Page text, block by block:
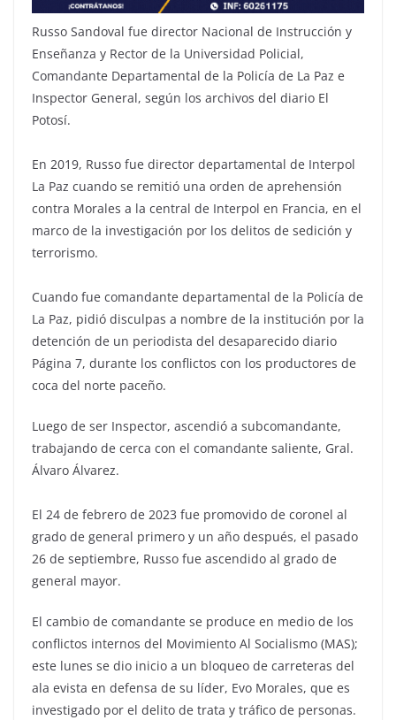
Russo Sandoval fue director Nacional de Instrucción y
Enseñanza y Rector de la Universidad Policial,
Comandante Departamental de la Policía de La Paz e
Inspector General, según los archivos del diario El
Potosí.
En 2019, Russo fue director departamental de Interpol
La Paz cuando se remitió una orden de aprehensión
contra Morales a la central de Interpol en Francia, en el
marco de la investigación por los delitos de sedición y
terrorismo.
Cuando fue comandante departamental de la Policía de
La Paz, pidió disculpas a nombre de la institución por la
detención de un periodista del desaparecido diario
Página 7, durante los conflictos con los productores de
coca del norte paceño.
Luego de ser Inspector, ascendió a subcomandante,
trabajando de cerca con el comandante saliente, Gral.
Álvaro Álvarez.
El 24 de febrero de 2023 fue promovido de coronel al
grado de general primero y un año después, el pasado
26 de septiembre, Russo fue ascendido al grado de
general mayor.
El cambio de comandante se produce en medio de los
conflictos internos del Movimiento Al Socialismo (MAS);
este lunes se dio inicio a un bloqueo de carreteras del
ala evista en defensa de su líder, Evo Morales, que es
investigado por el delito de trata y tráfico de personas.